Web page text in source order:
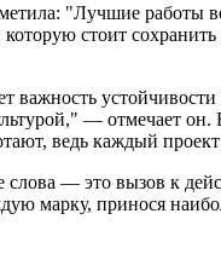
"Лучшие
стоит
— отмечает он.
ведь каждый
— это вызов к
марку, принося